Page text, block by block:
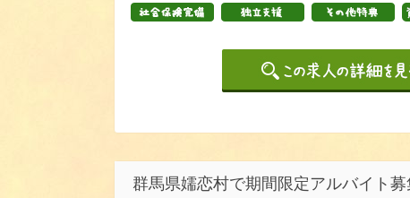
群馬県嬬恋村で期間限定アルバイト